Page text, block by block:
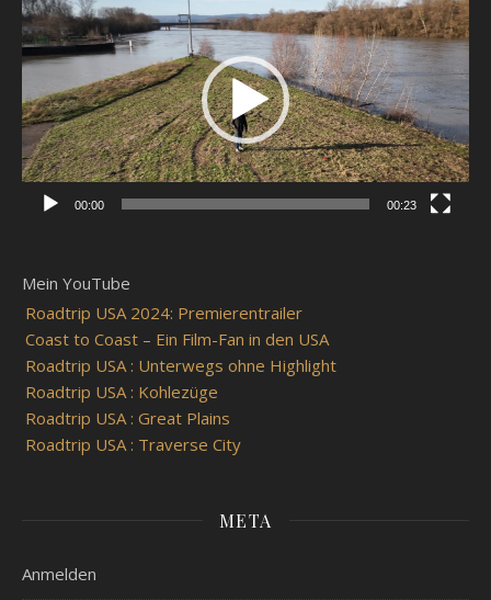
Player
00:00 00:23
Mein YouTube
Roadtrip USA 2024: Premierentrailer
Coast to Coast – Ein Film-Fan in den USA
Roadtrip USA : Unterwegs ohne Highlight
Roadtrip USA : Kohlezüge
Roadtrip USA : Great Plains
Roadtrip USA : Traverse City
META
Anmelden